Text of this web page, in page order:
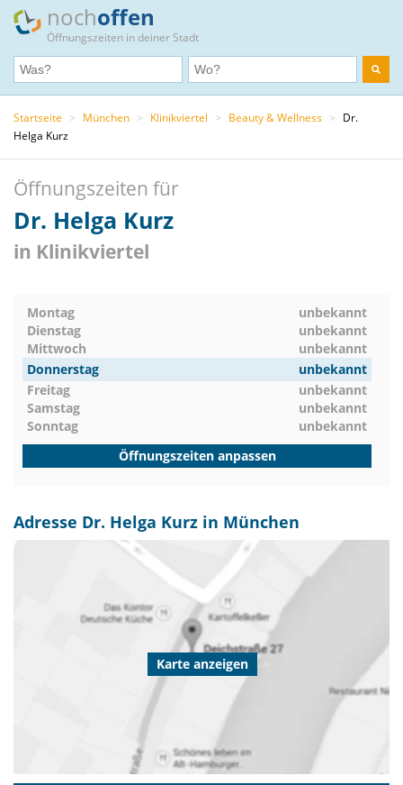
nochoffen
Öffnungszeiten in deiner Stadt
Startseite > München > Klinikviertel > Beauty & Wellness > Dr.
Helga Kurz
Öffnungszeiten für
Dr. Helga Kurz
in Klinikviertel
Montag
unbekannt
Dienstag
unbekannt
Mittwoch
unbekannt
Donnerstag
unbekannt
Freitag
unbekannt
Samstag
unbekannt
Sonntag
unbekannt
Öffnungszeiten anpassen
Adresse Dr. Helga Kurz in München
Karte anzeigen